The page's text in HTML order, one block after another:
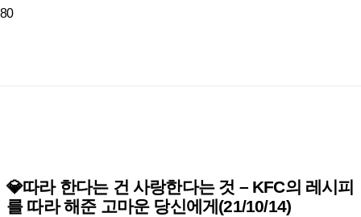
💎따라 한다는 건 사랑한다는 것 – KFC의 레시피
를 따라 해준 고마운 당신에게(21/10/14)